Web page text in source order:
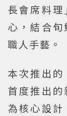
長會席料
心，結合
職人手藝。
本次推出
首度推出的
為核心設